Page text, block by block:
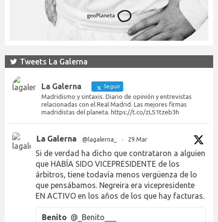
Tweets La Galerna
La Galerna Seguir
Madridismo y sintaxis. Diario de opinión y entrevistas
relacionadas con el Real Madrid. Las mejores firmas
madridistas del planeta. https://t.co/zLS1tzeb3h
La Galerna @lagalerna_ · 29 Mar
Si de verdad ha dicho que contrataron a alguien
que HABÍA SIDO VICEPRESIDENTE de los
árbitros, tiene todavía menos vergüenza de lo
que pensábamos. Negreira era vicepresidente
EN ACTIVO en los años de los que hay facturas.
Benito @_Benito___